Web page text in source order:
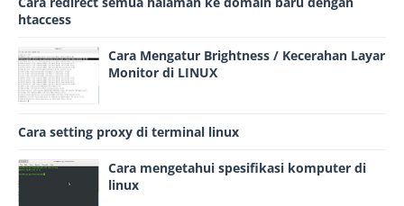
htaccess
Cara Mengatur Brightness / Kecerahan Layar
Monitor di LINUX
Cara setting proxy di terminal linux
Cara mengetahui spesifikasi komputer di
linux